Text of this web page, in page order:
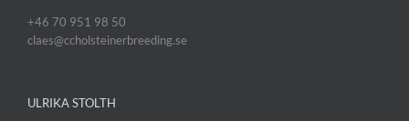
+46 70 951 98 50
claes@ccholsteinerbreeding.se
ULRIKA STOLTH